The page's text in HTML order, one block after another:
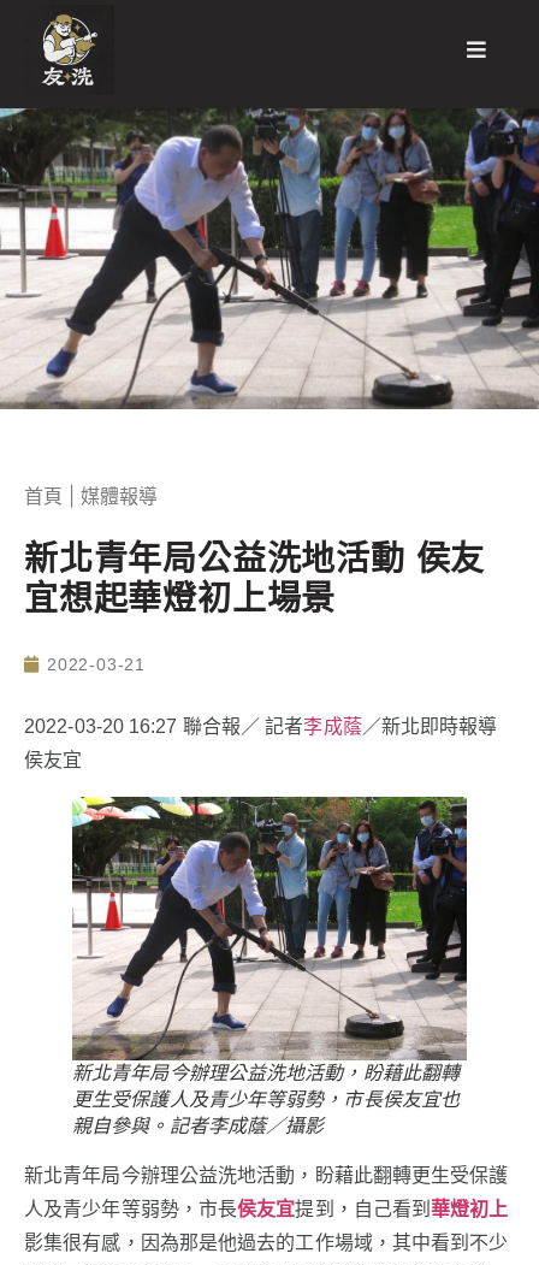
首頁 媒體報導
新北青年局公益洗地活動 侯友
宜想起華燈初上場景
2022-03-21
2022-03-20 16:27 聯合報／ 記者李成蔭／新北即時報導
侯友宜
新北青年局今辦理公益洗地活動，盼藉此翻轉
更生受保護人及青少年等弱勢，市長侯友宜也
親自參與。記者李成蔭／攝影
新北青年局今辦理公益洗地活動，盼藉此翻轉更生受保護
人及青少年等弱勢，市長侯友宜提到，自己看到華燈初上
影集很有感，因為那是他過去的工作場域，其中看到不少